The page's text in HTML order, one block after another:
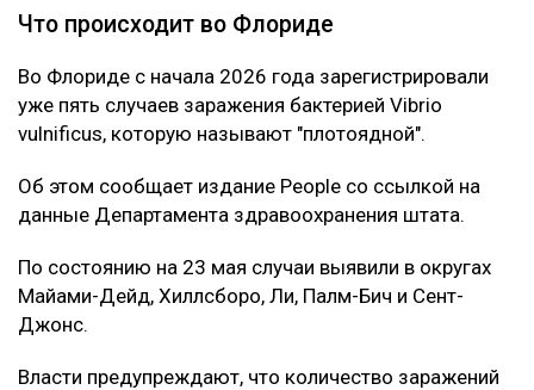
Что происходит во Флориде
Во Флориде с начала 2026 года зарегистрировали
уже пять случаев заражения бактерией Vibrio
vulnificus, которую называют "плотоядной".
Об этом сообщает издание People со ссылкой на
данные Департамента здравоохранения штата.
По состоянию на 23 мая случаи выявили в округах
Майами-Дейд, Хиллсборо, Ли, Палм-Бич и Сент-
Джонс.
Власти предупреждают, что количество заражений